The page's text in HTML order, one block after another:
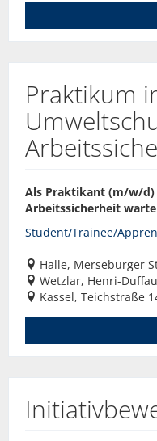
Praktikum
Als Praktikant (m/w/
Arbeitssicherheit
Student/Trainee/
Halle, Merseburger
Wetzlar, Henri-
Kassel, Teichstraße